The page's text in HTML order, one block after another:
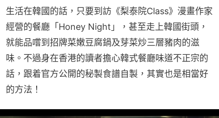
生活在韓國的話，只要到訪《梨泰院Class》漫畫作家
經營的餐廳「Honey Night」，甚至走上韓國街頭，
就能品嚐到招牌菜嫩豆腐鍋及芽菜炒三層豬肉的滋
味。不過身在香港的讀者擔心韓式餐廳味道不正宗的
話，跟着官方公開的秘製食譜自製，其實也是相當好
的方法！